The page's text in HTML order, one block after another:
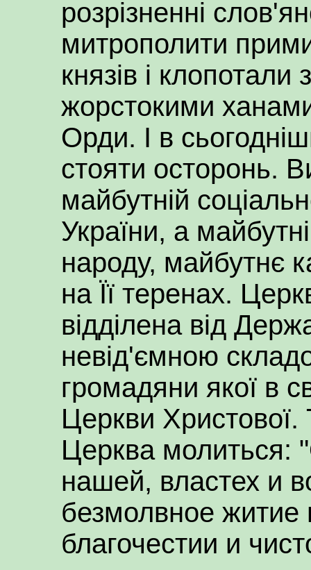
розрізненні
митрополити
князів і
жорстокими
Орди. І в
стояти осторонь.
майбутній
України, а
народу, майбутнє
на Її теренах.
відділена від
невід'ємною
громадяни якої в
Церкви Христової.
Церква молиться:
нашей, властех и
безмолвное
благочестии и